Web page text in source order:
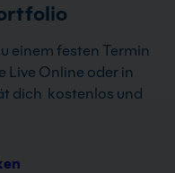
einem festen Termin
Live Online oder in
dich kostenlos und